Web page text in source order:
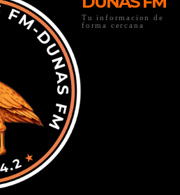
Tu informacion de
forma cercana